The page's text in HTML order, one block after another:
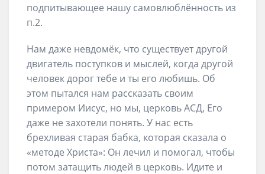
подпитывающее нашу самовлюблённость из
п.2.
Нам даже невдомёк, что существует другой
двигатель поступков и мыслей, когда другой
человек дорог тебе и ты его любишь. Об
этом пытался нам рассказать своим
примером Иисус, но мы, церковь АСД, Его
даже не захотели понять. У нас есть
брехливая старая бабка, которая сказала о
«методе Христа»: Он лечил и помогал, чтобы
потом затащить людей в церковь. Идите и